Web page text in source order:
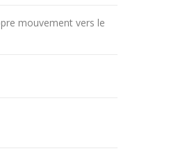
mouvement vers le